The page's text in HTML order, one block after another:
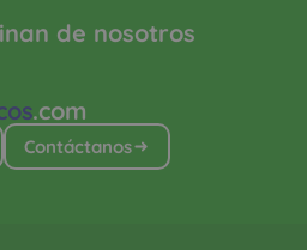
.com
Contáctanos
de nosotros